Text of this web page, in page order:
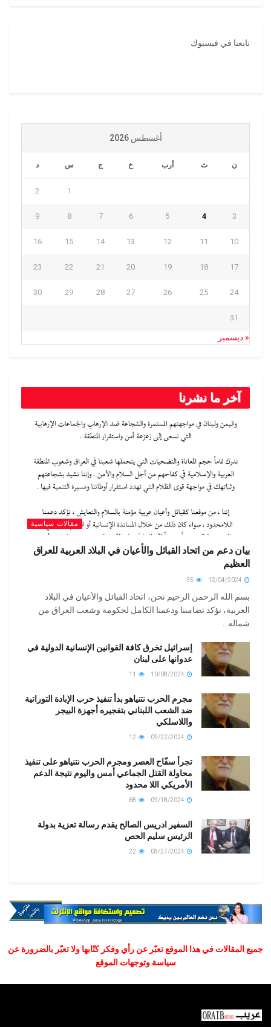
تابعنا في فيسبوك
أغسطس 2026
ن ث أرب خ ج س د
1
2
3
4
5
6
7
8
9
10
11
12
13
14
15
16
17
18
19
20
21
22
23
24
25
26
27
28
29
30
31
« ديسمبر
آخر ما نشرنا
مقالات سياسية
بيان دعم من اتحاد القبائل والأعيان في البلاد العربية للعراق
العظيم
بسم الله الرحمن الرحيم نحن، اتحاد القبائل والأعيان في البلاد
العربية، نؤكد تضامننا ودعمنا الكامل لحكومة وشعب العراق من
شماله...
إسرائيل تخرق كافة القوانين الإنسانية الدولية في
عدوانها على لبنان
مجرم الحرب نتنياهو بدأ تنفيذ حرب الإبادة التوراتية
ضد الشعب اللبناني بتفجيره أجهزة البيجر
واللاسلكي
تجرأ سفّاح العصر ومجرم الحرب نتنياهو على تنفيذ
محاولة القتل الجماعي أمس واليوم نتيجة الدعم
الأمريكي اللا محدود
السفير ادريس الصالح يقدم رسالة تعزية بدولة
الرئيس سليم الحص
جميع المقالات في هذا الموقع تعبّر عن رأي وفكر كتّابها ولا تعبّر بالضرورة عن
سياسة وتوجهات الموقع